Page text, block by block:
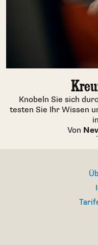
Knobeln Sie sich
testen Sie Ihr Wissen
Von